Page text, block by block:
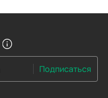
Подписаться